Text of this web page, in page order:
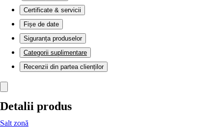
Certificate & servicii
Fișe de date
Siguranța produselor
Categorii suplimentare
Recenzii din partea clienților
Detalii produs
Salt zonă